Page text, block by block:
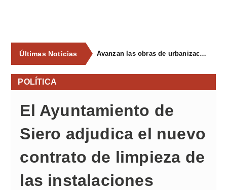
Últimas Noticias Avanzan las obras de urbanización del parque de La Reconquista, en los terrenos del antiguo matadero de Pola de Siero
POLÍTICA
El Ayuntamiento de
Siero adjudica el nuevo
contrato de limpieza de
las instalaciones